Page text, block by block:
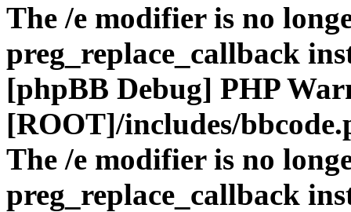
The /e modifier is no
preg_replace_callback
[phpBB Debug] PHP
[ROOT]/includes/
The /e modifier is no
preg_replace_callback